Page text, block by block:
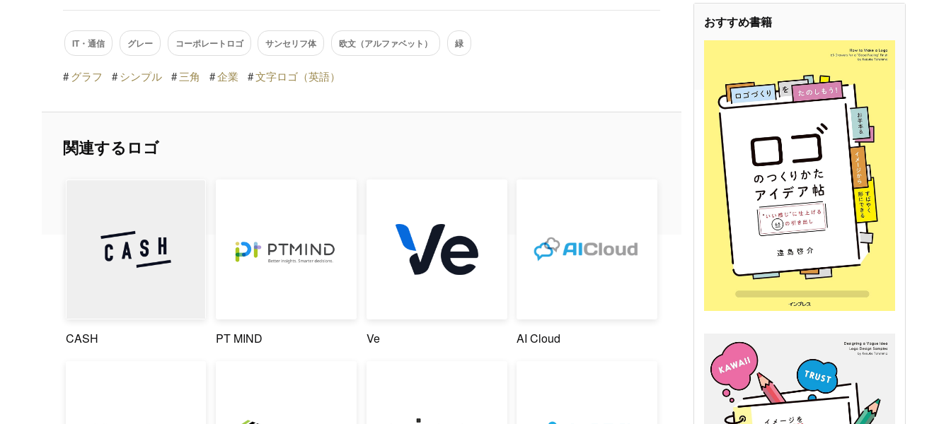
IT・通信 グレー コーポレートロゴ サンセリフ体 欧文（アルファベット） 緑
# グラフ # シンプル # 三角 #企業 #文字ロゴ（英語）
関連するロゴ
CASH PT MIND Ve AI Cloud
おすすめ書籍